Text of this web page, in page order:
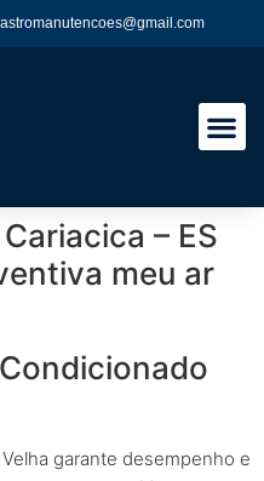
– ES
meu ar
garante desempenho e